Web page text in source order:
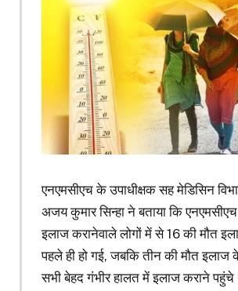
एनएमसीएच के उपाधीक्षक सह मेडिसिन
अजय कुमार सिन्हा ने बताया कि
इलाज करानेवाले लोगों में से 16 की मौत
पहले ही हो गई, जबकि तीन की मौत इलाज
सभी बेहद गंभीर हालत में इलाज कराने